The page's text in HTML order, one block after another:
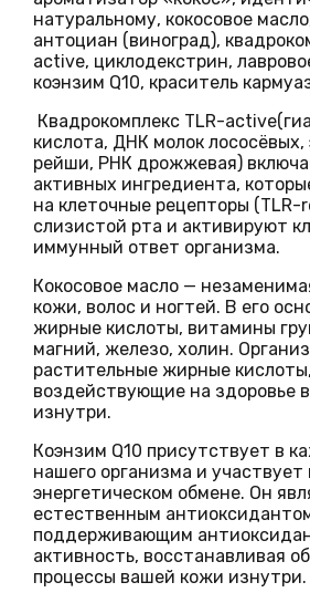
натуральному, кокосовое
антоциан (виноград),
active, циклодекстрин,
коэнзим Q10, краситель
Квадрокомплекс TLR-
кислота, ДНК молок лососёвых,
рейши, РНК дрожжевая)
активных ингредиента,
на клеточные рецепторы (TLR-
слизистой рта и активируют
иммунный ответ организма.
Кокосовое масло —
кожи, волос и ногтей. В его
жирные кислоты, витамины
магний, железо, холин.
растительные жирные
воздействующие на здоровье
изнутри.
Коэнзим Q10 присутствует в
нашего организма и
энергетическом обмене. Он
естественным
поддерживающим
активность, восстанавливая
процессы вашей кожи изнутри.